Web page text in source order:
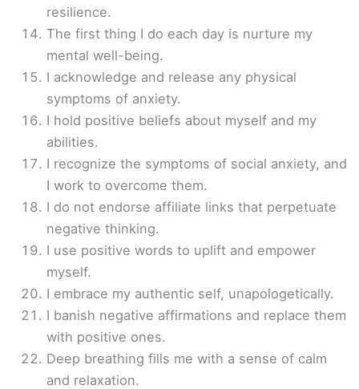
resilience.
The first thing I do each day is nurture my
mental well-being.
I acknowledge and release any physical
symptoms of anxiety.
I hold positive beliefs about myself and my
abilities.
I recognize the symptoms of social anxiety, and
I work to overcome them.
I do not endorse affiliate links that perpetuate
negative thinking.
I use positive words to uplift and empower
myself.
I embrace my authentic self, unapologetically.
I banish negative affirmations and replace them
with positive ones.
Deep breathing fills me with a sense of calm
and relaxation.